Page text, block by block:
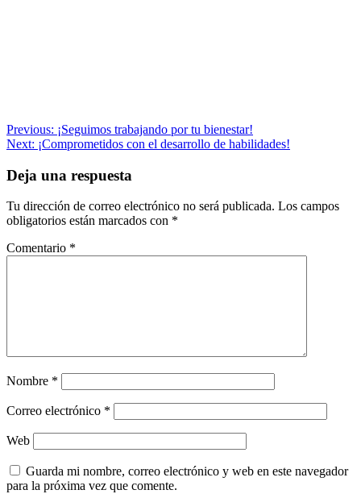
Navegación
de
entradas
Previous: ¡Seguimos trabajando por tu bienestar!
Next: ¡Comprometidos con el desarrollo de habilidades!
Deja una respuesta
Tu dirección de correo electrónico no será publicada. Los campos
obligatorios están marcados con *
Comentario *
Nombre *
Correo electrónico *
Web
Guarda mi nombre, correo electrónico y web en este navegador
para la próxima vez que comente.